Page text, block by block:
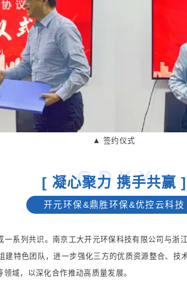
▲ 签约仪式
G D K Y
[ 凝心聚力 携手共赢 ]
开元环保&鼎胜环保&优控云科技
一系列共识。南京工大开元环保科技有限公司与浙
建特色团队，进一步强化三方的优质资源整合、技
域，以深化合作推动高质量发展。